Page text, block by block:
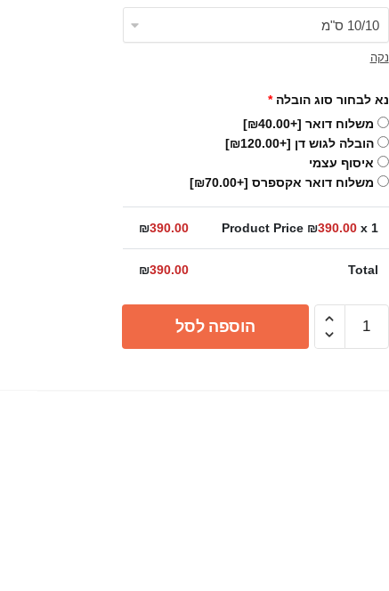
נקה
נא לבחור סוג הובלה *
משלוח דואר [+₪40.00]
הובלה לגוש דן [+₪120.00]
איסוף עצמי
משלוח דואר אקספרס [+₪70.00]
Product Price ₪390.00x 1
₪390.00
Total
₪390.00
הוספה לסל